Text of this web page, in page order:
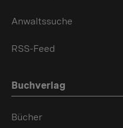
Anwaltssuche
RSS-Feed
Buchverlag
Bücher